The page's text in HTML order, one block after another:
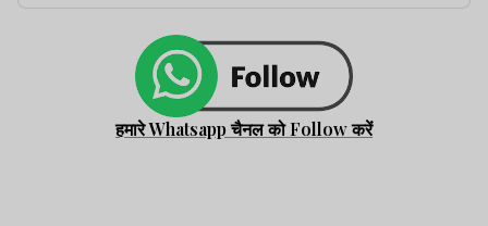
हमारे Whatsapp चैनल को Follow करें